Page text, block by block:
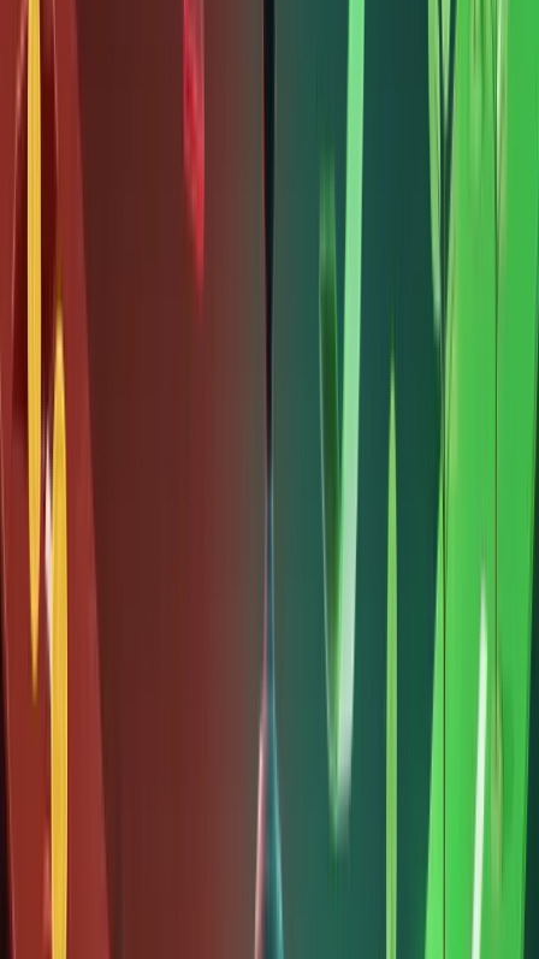
thông
qua cổ
phiếu
token
hóa—
nhưng